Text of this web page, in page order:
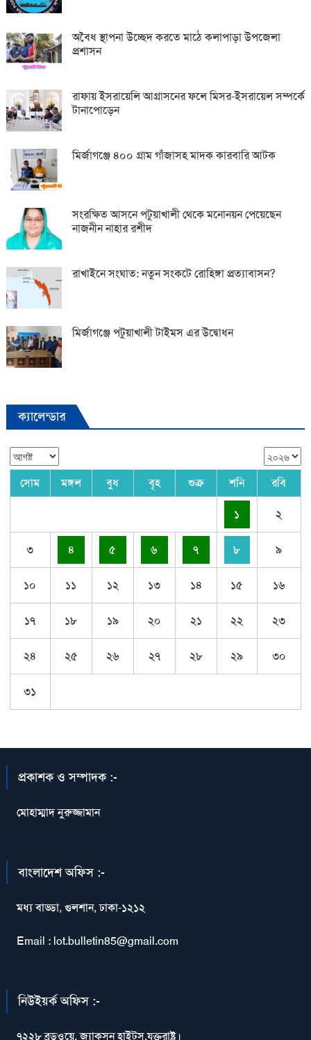
অবৈধ স্থাপনা উচ্ছেদ করতে মাঠে কলাপাড়া উপজেলা
প্রশাসন
রাফায় ইসরায়েলি আগ্রাসনের ফলে মিসর-ইসরায়েল সম্পর্কে
টানাপোড়েন
মির্জাগঞ্জে ৪০০ গ্রাম গাঁজাসহ মাদক কারবারি আটক
সংরক্ষিত আসনে পটুয়াখালী থেকে মনোনয়ন পেয়েছেন
নাজনীন নাহার রশীদ
রাখাইনে সংঘাত: নতুন সংকটে রোহিঙ্গা প্রত্যাবাসন?
মির্জাগঞ্জে পটুয়াখালী টাইমস এর উদ্বোধন
ক্যালেন্ডার
সোম মঙ্গল বুধ বৃহ শুক্র শনি রবি
১ ২
৩ ৪ ৫ ৬ ৭ ৮ ৯
১০ ১১ ১২ ১৩ ১৪ ১৫ ১৬
১৭ ১৮ ১৯ ২০ ২১ ২২ ২৩
২৪ ২৫ ২৬ ২৭ ২৮ ২৯ ৩০
৩১
প্রকাশক ও সম্পাদক :-
মোহাম্মাদ নুরুজ্জামান
বাংলাদেশ অফিস :-
মধ্য বাড্ডা, গুলশান, ঢাকা-১২১২
Email : lot.bulletin85@gmail.com
নিউইয়র্ক অফিস :-
৭২২৮ ব্রডওয়ে, জ্যাকসন হাইটস,যুক্তরাষ্ট্র।